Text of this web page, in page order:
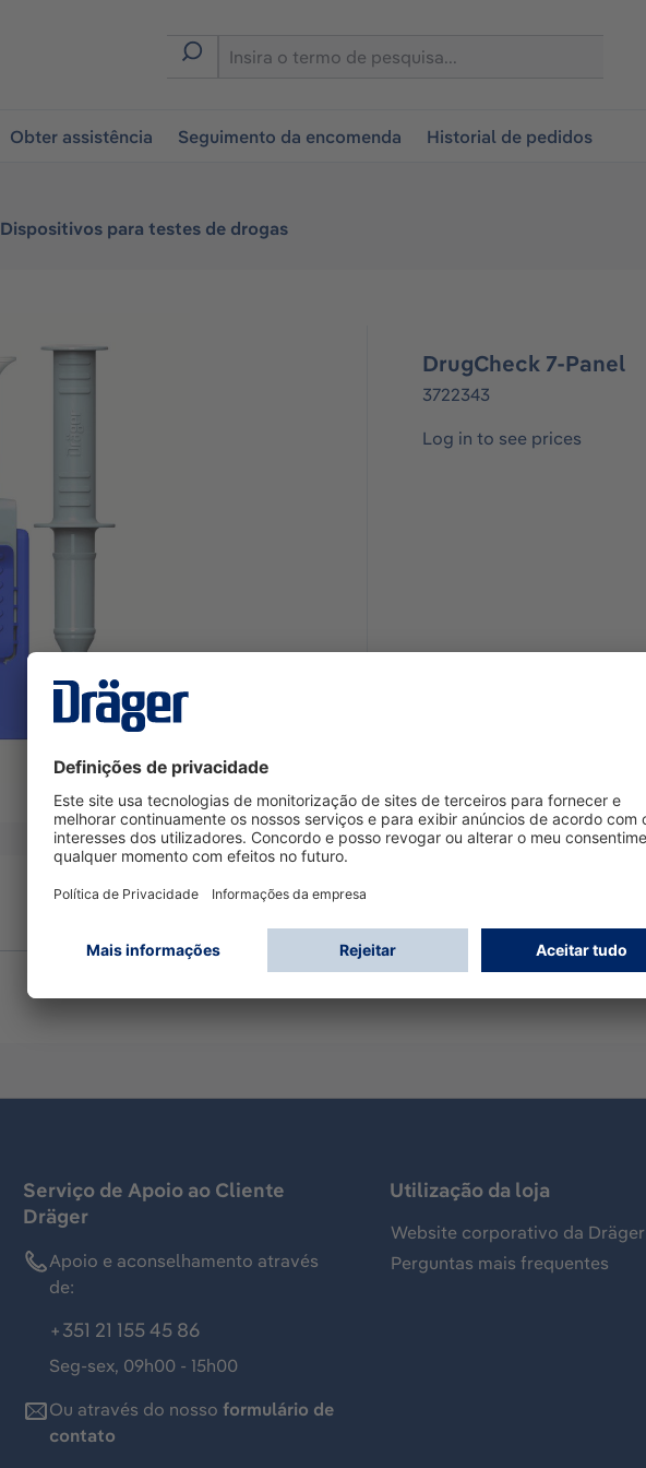
Obter assistência Seguimento da encomenda Historial de pedidos
Dispositivos para testes de drogas
DrugCheck 7-Panel
3722343
Log in to see prices
Serviço de Apoio ao Cliente
Dräger
Apoio e aconselhamento através
de:
+351 21 155 45 86
Seg-sex, 09h00 - 15h00
Ou através do nosso formulário de
contato
Utilização da loja
Website corporativo da Dräger
Perguntas mais frequentes